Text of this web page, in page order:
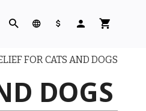
FOR CATS AND DOGS
DOGS